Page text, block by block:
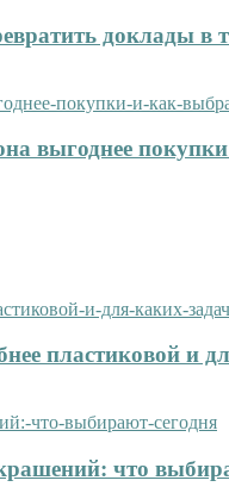
доклады в
выгоднее
пластиковой и
что